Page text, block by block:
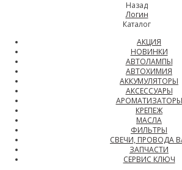
Назад
Логин
Каталог
АКЦИЯ
НОВИНКИ
АВТОЛАМПЫ
АВТОХИМИЯ
АККУМУЛЯТОРЫ
АКСЕССУАРЫ
АРОМАТИЗАТОРЫ
КРЕПЕЖ
МАСЛА
ФИЛЬТРЫ
СВЕЧИ, ПРОВОДА
ЗАПЧАСТИ
СЕРВИС КЛЮЧ